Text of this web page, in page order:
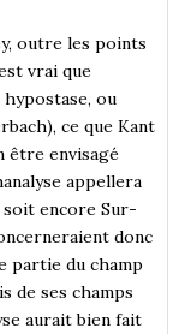
outre les points
vrai que
hypostase, ou
ce que Kant
être envisagé
appellera
soit encore Sur-
donc
partie du champ
de ses champs
aurait bien fait